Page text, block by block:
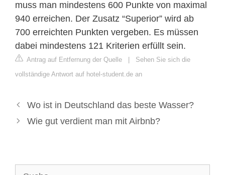
muss man mindestens 600 Punkte von maximal
940 erreichen. Der Zusatz “Superior” wird ab
700 erreichten Punkten vergeben. Es müssen
dabei mindestens 121 Kriterien erfüllt sein.
Antrag auf Entfernung der Quelle | Sehen Sie sich die
vollständige Antwort auf hotel-student.de an
Wo ist in Deutschland das beste Wasser?
Wie gut verdient man mit Airbnb?